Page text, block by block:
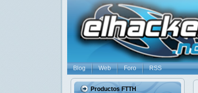
Blog Web Foro RSS
Productos FTTH